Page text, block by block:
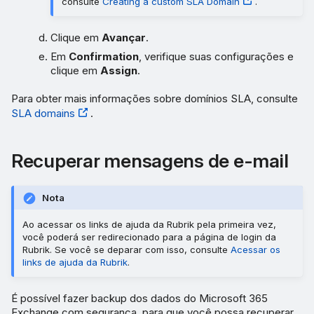
Clique em Avançar.
Em Confirmation, verifique suas configurações e
clique emAssign.
Para obter mais informações sobre domínios SLA, consulte
SLA domains
.
Recuperar mensagens de e-mail
Nota
Ao acessar os links de ajuda da Rubrik pela primeira vez,
você poderá ser redirecionado para a página de login da
Rubrik. Se você se deparar com isso, consulte Acessar os
links de ajuda da Rubrik.
É possível fazer backup dos dados do Microsoft 365